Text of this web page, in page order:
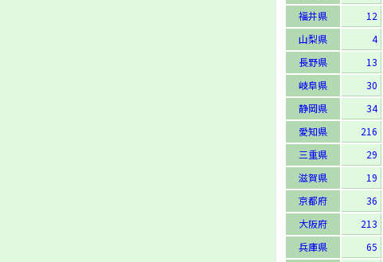
福井県
12
山梨県
4
長野県
13
岐阜県
30
静岡県
34
愛知県
216
三重県
29
滋賀県
19
京都府
36
大阪府
213
兵庫県
65